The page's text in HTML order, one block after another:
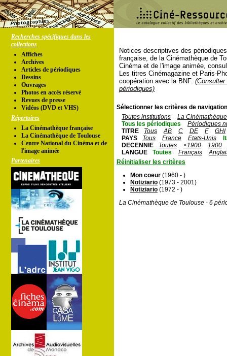
Recherches spécifiques dans les
collections
Affiches
Archives
Articles de périodiques
Dessins
Ouvrages
Photos en accés réservé
Revues de presse
Vidéos (DVD et VHS)
Répertoires
La Cinémathèque française
La Cinémathèque de Toulouse
Centre National du Cinéma et de
l'image animée
Partenaires
Notices descriptives des
française, de la Cinémathèque de
Cinéma et de l'image animée,
Les titres Cinémagazine et Paris-
coopération avec la BNF.
périodiques)
Sélectionner les critères de
Toutes institutions
La
Tous les périodiques
Périodiques
TITRE
Tous AB C DE F
GHI
PAYS
Tous France Etats-Unis
DECENNIE
Toutes <1900
1900
LANGUE
Toutes Français
Réinitialiser les critères
Mon coeur (1960 - )
Notiziario (1973 - 2001)
Notiziario (1972 - )
La Cinémathèque de Toulouse - 6